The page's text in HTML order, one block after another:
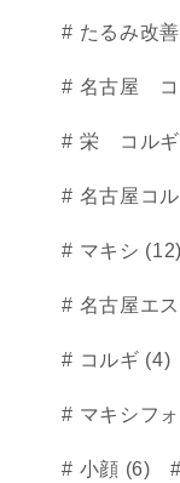
たるみ改
名古屋 コ
栄 コル
名古屋コ
マキシ (12)
名古屋エ
コルギ (4)
マキシフ
小顔 (6)